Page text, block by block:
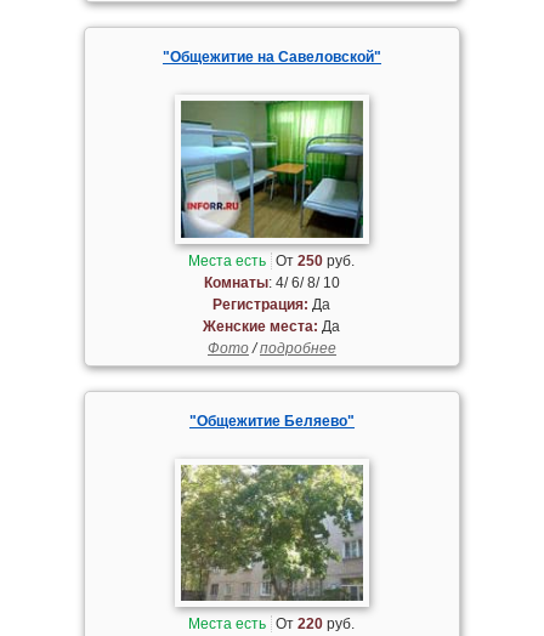
"Общежитие на Савеловской"
Места есть От250 руб.
Комнаты: 4/ 6/ 8/ 10
Регистрация: Да
Женские места: Да
Фото/подробнее
"Общежитие Беляево"
Места есть От220 руб.